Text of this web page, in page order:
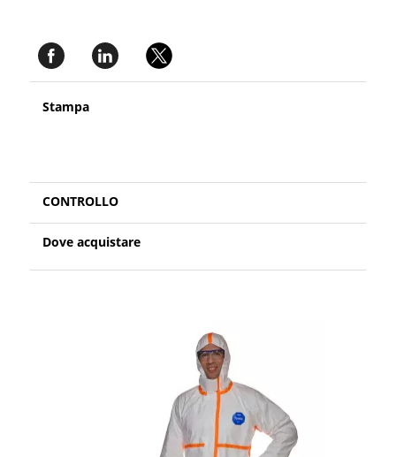
Stampa
CONTROLLO
Dove acquistare